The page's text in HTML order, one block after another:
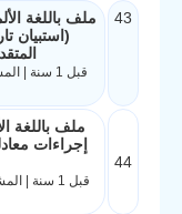
43
(استبيان
قبل 1 سنة | المشاهدات: 410 | الحجم: 1.3MB
44
ملف باللغة
إجراءات
قبل 1 سنة | المشاهدات: 387 | الحجم: 22.9MB